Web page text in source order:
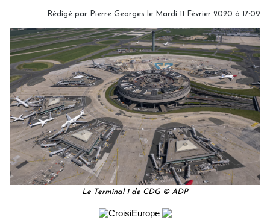
Rédigé par Pierre Georges le Mardi 11 Février 2020 à 17:09
Le Terminal 1 de CDG © ADP